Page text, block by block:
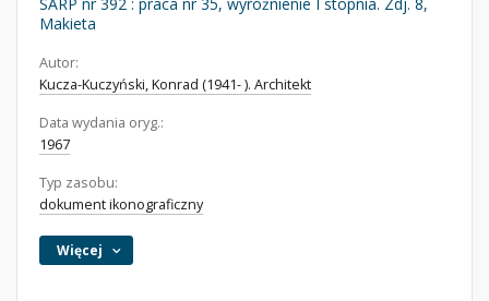
Makieta
Autor:
Kucza-Kuczyński, Konrad (1941- ). Architekt
Data wydania oryg.:
1967
Typ zasobu:
dokument ikonograficzny
Więcej